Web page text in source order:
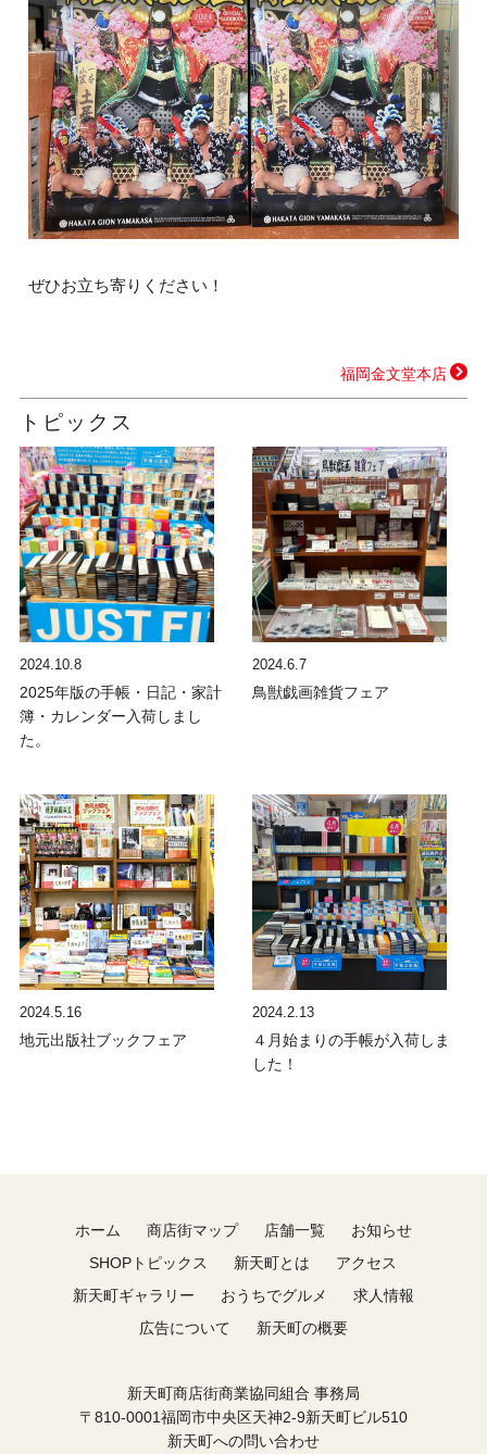
ぜひお立ち寄りください！
福岡金文堂本店
トピックス
2024.10.8
2025年版の手帳・日記・家計
簿・カレンダー入荷しまし
た。
2024.6.7
鳥獣戯画雑貨フェア
2024.5.16
地元出版社ブックフェア
2024.2.13
４月始まりの手帳が入荷しま
した！
ホーム 商店街マップ 店舗一覧
お知らせ
SHOPトピックス
新天町とは
アクセス
新天町ギャラリー
おうちでグルメ
求人情報
広告について
新天町の概要
新天町商店街商業協同組合 事務局
〒810-0001福岡市中央区天神2-9新天町ビル510
新天町への問い合わせ